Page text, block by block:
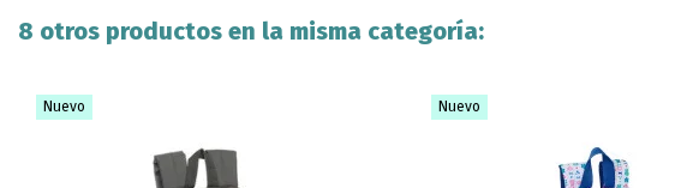
8 otros productos en la misma categoría:
Nuevo Nuevo